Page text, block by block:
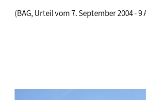
(BAG, Urteil vom 7. September 2004 - 9